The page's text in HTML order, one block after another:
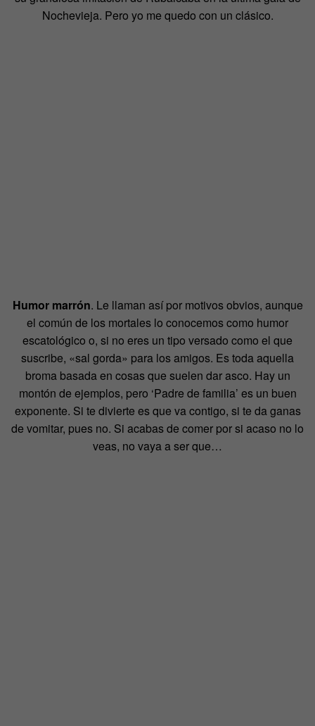
Nochevieja. Pero yo me quedo con un clásico.
Humor marrón. Le llaman así por motivos obvios, aunque
el común de los mortales lo conocemos como humor
escatológico o, si no eres un tipo versado como el que
suscribe, «sal gorda» para los amigos. Es toda aquella
broma basada en cosas que suelen dar asco. Hay un
montón de ejemplos, pero ‘Padre de familia’ es un buen
exponente. Si te divierte es que va contigo, si te da ganas
de vomitar, pues no. Si acabas de comer por si acaso no lo
veas, no vaya a ser que…